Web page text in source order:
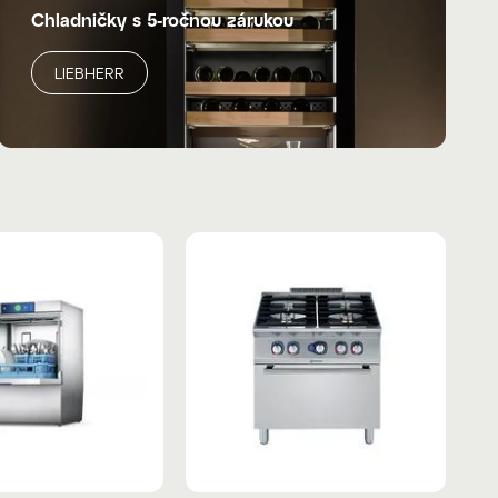
Chladničky s 5-ročnou zárukou
LIEBHERR